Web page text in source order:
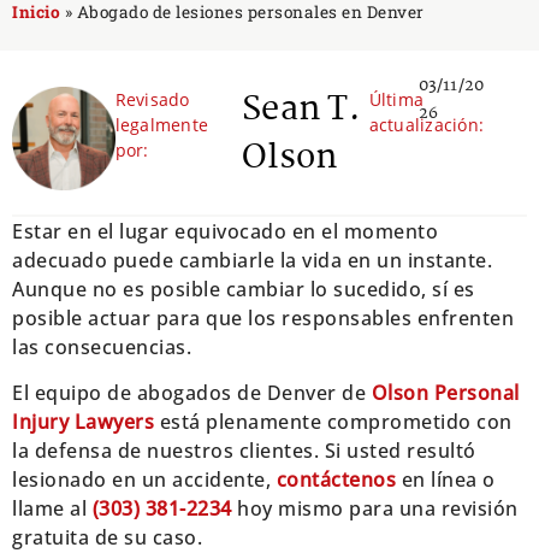
Inicio » Abogado de lesiones personales en Denver
Revisado
legalmente
por:
Última
actualización:
Sean T.
Olson
03/11/20
26
Estar en el lugar equivocado en el momento
adecuado puede cambiarle la vida en un instante.
Aunque no es posible cambiar lo sucedido, sí es
posible actuar para que los responsables enfrenten
las consecuencias.
El equipo de abogados de Denver de Olson Personal
Injury Lawyers está plenamente comprometido con
la defensa de nuestros clientes. Si usted resultó
lesionado en un accidente, contáctenos en línea o
llame al (303) 381-2234hoy mismo para una revisión
gratuita de su caso.